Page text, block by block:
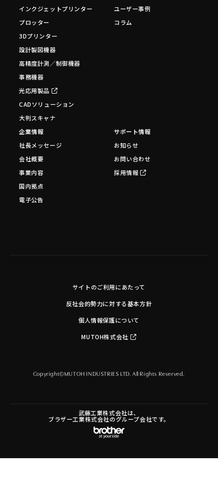
インクジェットプリンター
プロッター
3Dプリンター
設計製図機器
高精度計測／制御機器
事務機器
光応用製品
CADソリューション
大判スキャナ
ユーザー事例
コラム
企業情報
社長メッセージ
会社概要
事業内容
国内拠点
電子公告
サポート情報
お知らせ
お問い合わせ
採用情報
サイトのご利用にあたって
反社会的勢力に対する基本方針
個人情報保護について
MUTOH株式会社
Copyright©MUTOH INDUSTRIES LTD. All Rights Reserved.
武藤工業株式会社は、
ブラザー工業株式会社のグループ会社です。